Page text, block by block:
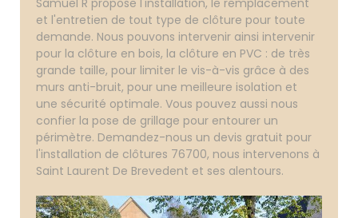
Samuel R propose l'installation, le remplacement
et l'entretien de tout type de clôture pour toute
demande. Nous pouvons intervenir ainsi intervenir
pour la clôture en bois, la clôture en PVC : de très
grande taille, pour limiter le vis-à-vis grâce à des
murs anti-bruit, pour une meilleure isolation et
une sécurité optimale. Vous pouvez aussi nous
confier la pose de grillage pour entourer un
périmètre. Demandez-nous un devis gratuit pour
l'installation de clôtures 76700, nous intervenons à
Saint Laurent De Brevedent et ses alentours.